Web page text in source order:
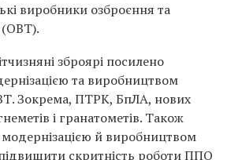
виробники озброєння та
(ОВТ).
зброярі посилено
та виробництвом
Зокрема, ПТРК, БпЛА, нових
і гранатометів. Також
й виробництвом
скритність роботи ППО